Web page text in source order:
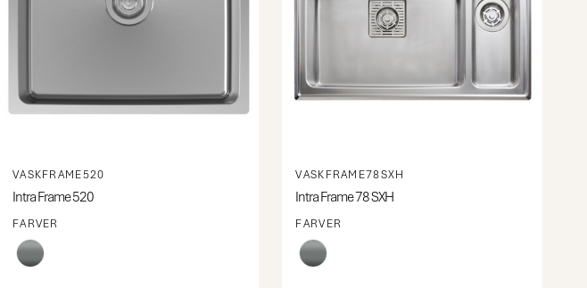
VASKFRAME520
Intra Frame 520
FARVER
VASKFRAME78SXH
Intra Frame 78 SXH
FARVER